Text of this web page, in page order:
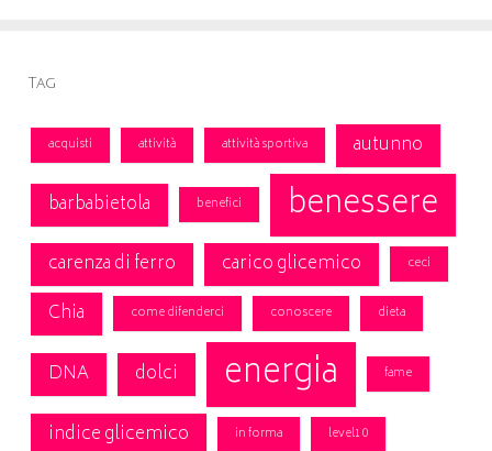
Tag
acquisti attività attività sportiva
autunno
barbabietola
benefici benessere
carenza di ferro carico glicemico ceci
Chia come difenderci conoscere dieta
DNA dolci energia fame
indice glicemico in forma level10